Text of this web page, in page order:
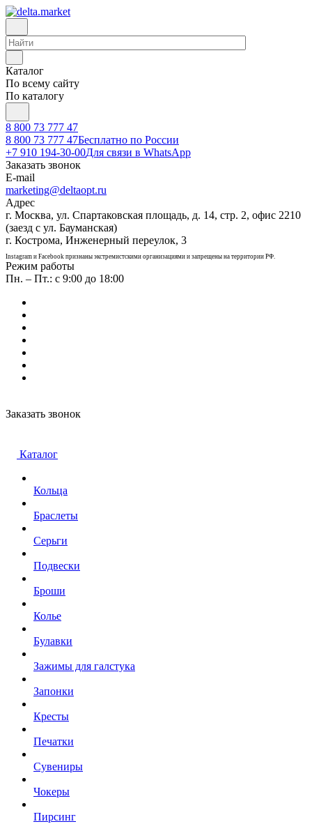
Каталог
По всему сайту
По каталогу
8 800 73 777 47
8 800 73 777 47Бесплатно по России
+7 910 194-30-00Для связи в WhatsApp
Заказать звонок
E-mail
marketing@deltaopt.ru
Адрес
г. Москва, ул. Спартаковская площадь, д. 14, стр. 2, офис 2210
(заезд с ул. Бауманская)
г. Кострома, Инженерный переулок, 3
Instagram и Facebook признаны экстремистскими организациями и запрещены на территории РФ.
Режим работы
Пн. – Пт.: с 9:00 до 18:00
Заказать звонок
Каталог
Кольца
Браслеты
Серьги
Подвески
Броши
Колье
Булавки
Зажимы для галстука
Запонки
Кресты
Печатки
Сувениры
Чокеры
Пирсинг